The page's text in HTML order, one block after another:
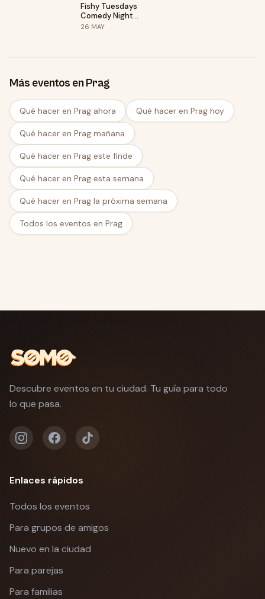
Fishy Tuesdays
Comedy Night
(FTCN) - 26.5.26 !!!
26 MAY
Más eventos en Prag
Qué hacer en Prag ahora Qué hacer en Prag hoy
Qué hacer en Prag mañana
Qué hacer en Prag este finde
Qué hacer en Prag esta semana
Qué hacer en Prag la próxima semana
Todos los eventos en Prag
Descubre eventos en tu ciudad. Tu guía para todo
lo que pasa.
Enlaces rápidos
Todos los eventos
Para grupos de amigos
Nuevo en la ciudad
Para parejas
Para familias